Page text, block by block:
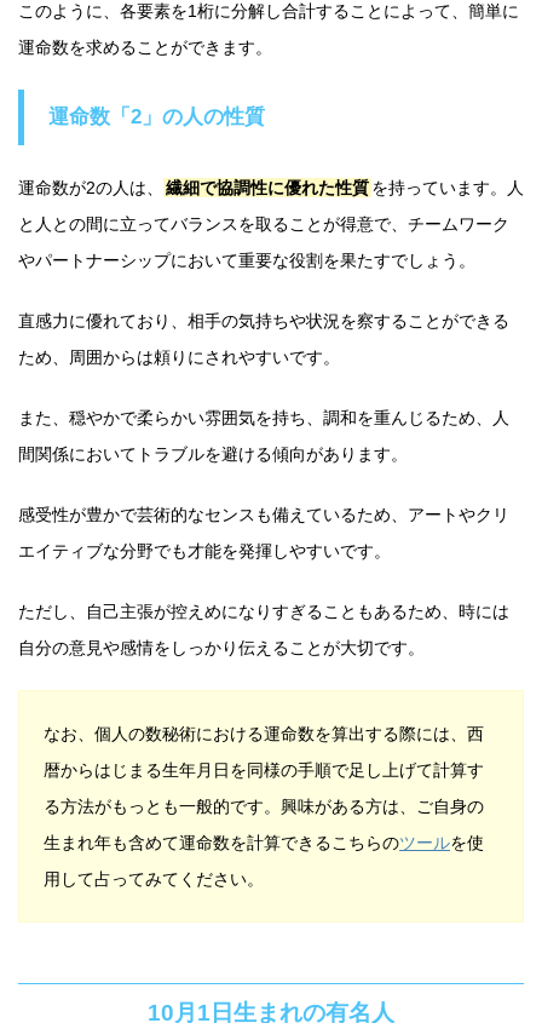
このように、各要素を1桁に分解し合計することによって、簡単に
運命数を求めることができます。
運命数「2」の人の性質
運命数が2の人は、 繊細で協調性に優れた性質を持っています。人
と人との間に立ってバランスを取ることが得意で、チームワーク
やパートナーシップにおいて重要な役割を果たすでしょう。
直感力に優れており、相手の気持ちや状況を察することができる
ため、周囲からは頼りにされやすいです。
また、穏やかで柔らかい雰囲気を持ち、調和を重んじるため、人
間関係においてトラブルを避ける傾向があります。
感受性が豊かで芸術的なセンスも備えているため、アートやクリ
エイティブな分野でも才能を発揮しやすいです。
ただし、自己主張が控えめになりすぎることもあるため、時には
自分の意見や感情をしっかり伝えることが大切です。
なお、個人の数秘術における運命数を算出する際には、西
暦からはじまる生年月日を同様の手順で足し上げて計算す
る方法がもっとも一般的です。興味がある方は、ご自身の
生まれ年も含めて運命数を計算できるこちらのツールを使
用して占ってみてください。
10月1日生まれの有名人